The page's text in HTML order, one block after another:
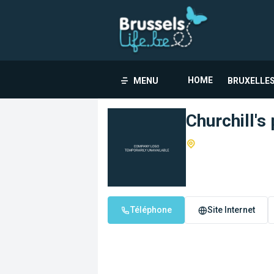
MENU HOME
Churchill's
Téléphone Site Internet